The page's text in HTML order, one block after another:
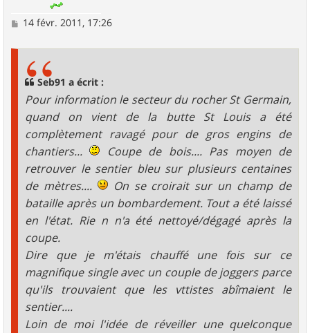
M14 févr. 2011, 17:26
Seb91 a écrit :
Pour information le secteur du rocher St Germain,
quand on vient de la butte St Louis a été
complètement ravagé pour de gros engins de
chantiers...
Coupe de bois.... Pas moyen de
retrouver le sentier bleu sur plusieurs centaines
de mètres....
On se croirait sur un champ de
bataille après un bombardement. Tout a été laissé
en l'état. Rie n n'a été nettoyé/dégagé après la
coupe.
Dire que je m'étais chauffé une fois sur ce
magnifique single avec un couple de joggers parce
qu'ils trouvaient que les vttistes abîmaient le
sentier....
Loin de moi l'idée de réveiller une quelconque